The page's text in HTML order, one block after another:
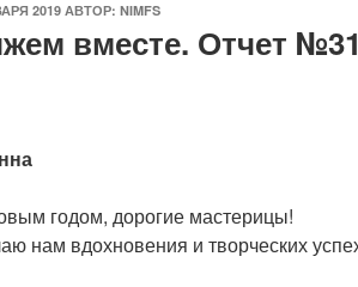
2019АВТОР: NIMFS
вместе. Отчет
годом, дорогие мастерицы!
нам вдохновения и творческих